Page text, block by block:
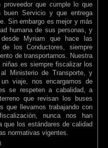
que cumple lo que
Servicio y que entrega
Sin embargo es mejor y más
humana de sus personas, y
Myriam que hace las
los Conductores, siempre
de transportarnos. Nuestra
es siempre fiscalizar los
Ministerio de Transporte, y
viaje, nos encargamos de
se respeten a cabalidad, a
que revisan los buses
que llevamos trabajando con
nunca nos han
que los estándares de calidad
normativas vigentes.